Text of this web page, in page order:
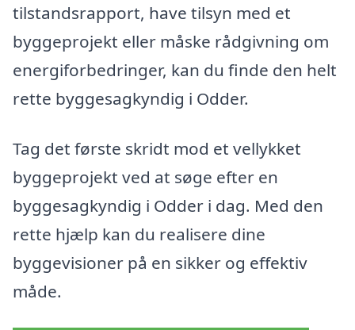
tilstandsrapport, have tilsyn med et
byggeprojekt eller måske rådgivning om
energiforbedringer, kan du finde den helt
rette byggesagkyndig i Odder.
Tag det første skridt mod et vellykket
byggeprojekt ved at søge efter en
byggesagkyndig i Odder i dag. Med den
rette hjælp kan du realisere dine
byggevisioner på en sikker og effektiv
måde.